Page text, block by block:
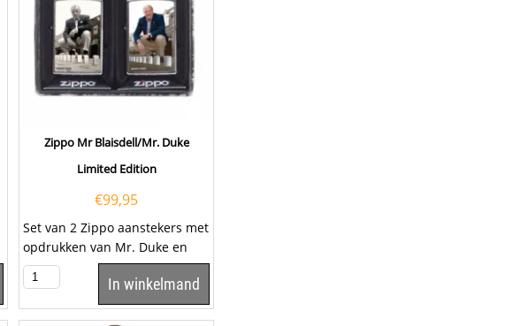
Zippo Mr Blaisdell/Mr. Duke
Limited Edition
€99,95
Set van 2 Zippo aanstekers met
opdrukken van Mr. Duke en
Mr. Blaisdell. Deze
gelimiteerde...In winkelmand